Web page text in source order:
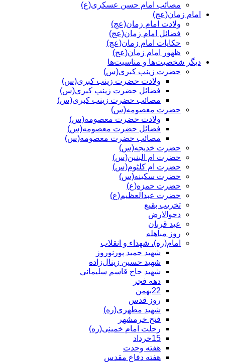
مصائب امام حسن عسکری(ع)
امام زمان(عج)
ولادت امام زمان(عج)
فضائل امام زمان(عج)
حکایات امام زمان(عج)
ظهور امام زمان(عج)
دیگر شخصیت‌ها و مناسیت‌ها
حضرت زینب کبری(س)
ولادت حضرت زینب کبری(س)
فضائل حضرت زینب کبری(س)
مصائب حضرت زینب کبری(س)
حضرت معصومه(س)
ولادت حضرت معصومه(س)
فضائل حضرت معصومه(س)
مصائب حضرت معصومه(س)
حضرت خدیجه(س)
حضرت ام البنین(س)
حضرت ام کلثوم(س)
حضرت سکینه(س)
حضرت حمزه(ع)
حضرت عبدالعظیم(ع)
تخریب بقیع
دحوالارض
عید قربان
روز مباهله
امام(ره)، شهداء و انقلاب
شهید حمید پورنوروز
شهید حسین زینال‌زاده
شهید حاج قاسم سلیمانی
دهه فجر
22بهمن
روز قدس
شهید مطهری(ره)
فتح خرمشهر
رحلت امام خمینی(ره)
15خرداد
هفته وحدت
هفته دفاع مقدس